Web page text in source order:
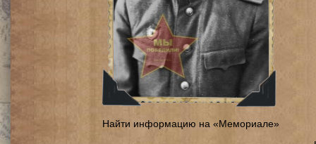
Найти информацию на «Мемориале»